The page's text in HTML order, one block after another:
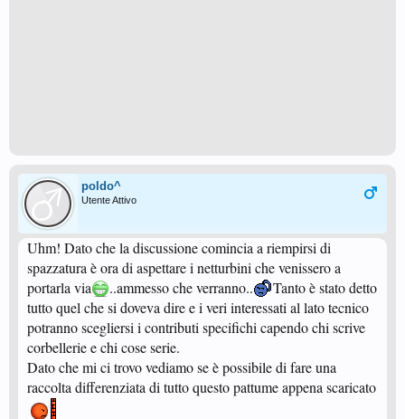
poldo^
Utente Attivo
Uhm! Dato che la discussione comincia a riempirsi di
spazzatura è ora di aspettare i netturbini che venissero a
portarla via
..ammesso che verranno..
Tanto è stato detto
tutto quel che si doveva dire e i veri interessati al lato tecnico
potranno scegliersi i contributi specifichi capendo chi scrive
corbellerie e chi cose serie.
Dato che mi ci trovo vediamo se è possibile di fare una
raccolta differenziata di tutto questo pattume appena scaricato